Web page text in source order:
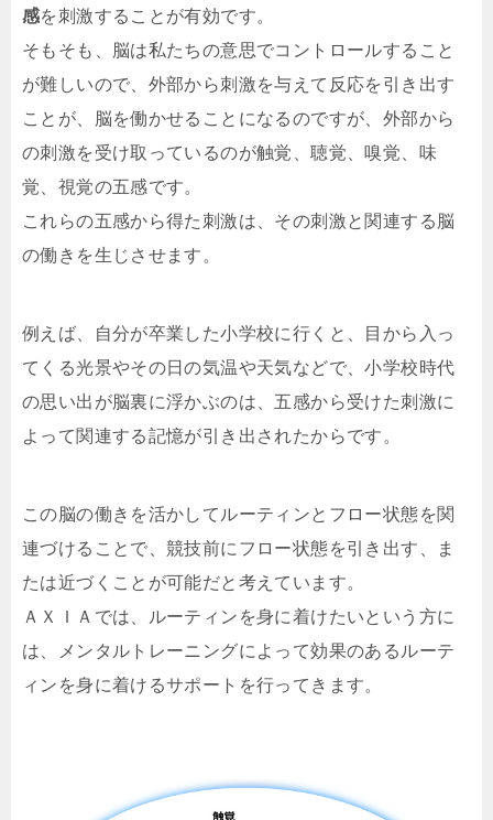
感を刺激することが有効です。
そもそも、脳は私たちの意思でコントロールすること
が難しいので、外部から刺激を与えて反応を引き出す
ことが、脳を働かせることになるのですが、外部から
の刺激を受け取っているのが触覚、聴覚、嗅覚、味
覚、視覚の五感です。
これらの五感から得た刺激は、その刺激と関連する脳
の働きを生じさせます。
例えば、自分が卒業した小学校に行くと、目から入っ
てくる光景やその日の気温や天気などで、小学校時代
の思い出が脳裏に浮かぶのは、五感から受けた刺激に
よって関連する記憶が引き出されたからです。
この脳の働きを活かしてルーティンとフロー状態を関
連づけることで、競技前にフロー状態を引き出す、ま
たは近づくことが可能だと考えています。
ＡＸＩＡでは、ルーティンを身に着けたいという方に
は、メンタルトレーニングによって効果のあるルーテ
ィンを身に着けるサポートを行ってきます。